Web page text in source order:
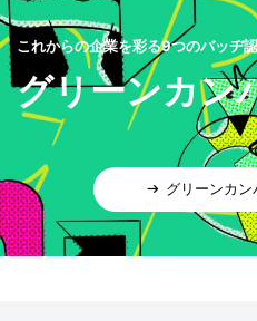
これからの企業を彩る9つのバッヂ
グリーンカン
グリーンカ